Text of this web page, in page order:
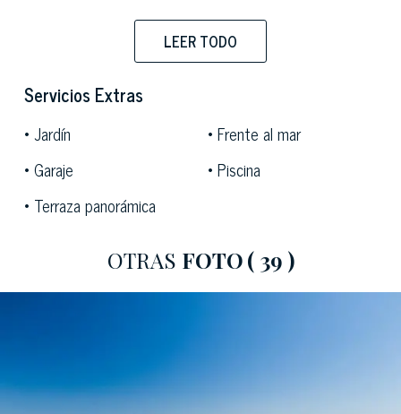
residencial acentúa el excepcional ambiente de
privacidad que se respira, brindado por un gran jardín de
2.000 m2. En los amplios espacios exteriores,
perfectamente equipados para disfrutar del máximo
confort en cualquier momento del día, una espléndida
piscina de reciente construcción se integra en el
sugerente entorno verde del matorral mediterráneo
más frondoso.
Con vistas al área de la piscina, la terraza con
con comedor y horno de leña, terrazas perimetrales con
tumbonas y una azotea panorámica.
LEER TODO
Servicios Extras
Jardín
Frente al mar
Garaje
Piscina
Terraza panorámica
OTRAS FOTO( 39 )